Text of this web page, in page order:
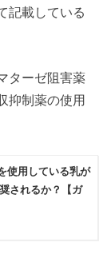
記載している
ターゼ阻害薬
抑制薬の使用
使用している乳が
されるか？【ガ